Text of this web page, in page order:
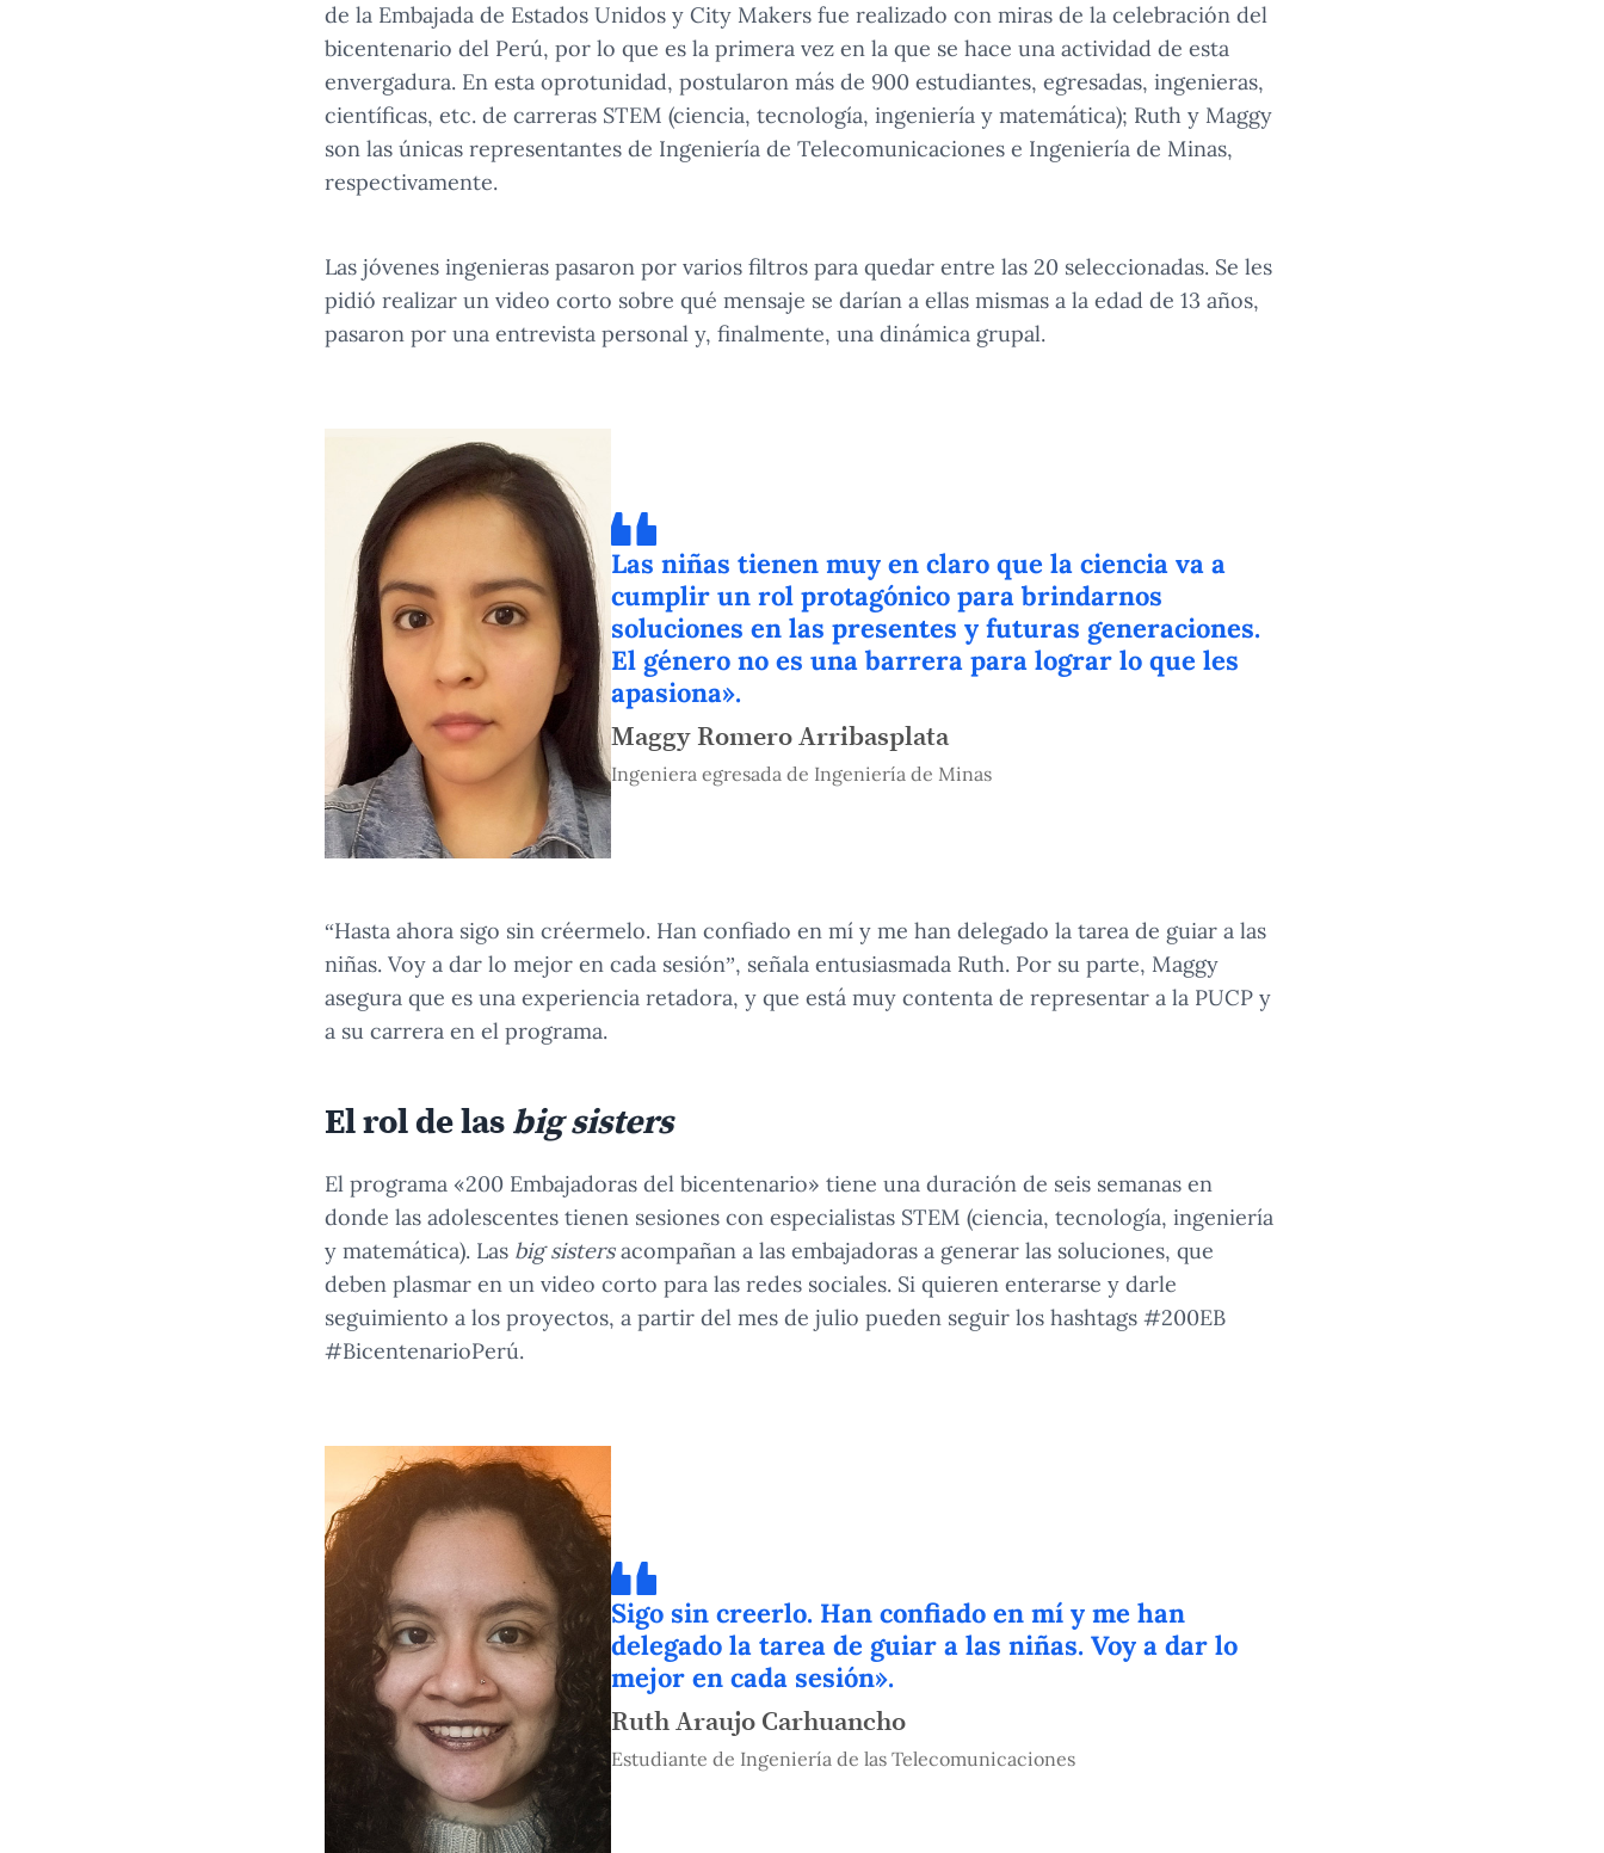
de la Embajada de Estados Unidos y City Makers fue realizado con miras de la celebración del
bicentenario del Perú, por lo que es la primera vez en la que se hace una actividad de esta
envergadura. En esta oprotunidad, postularon más de 900 estudiantes, egresadas, ingenieras,
científicas, etc. de carreras STEM (ciencia, tecnología, ingeniería y matemática); Ruth y Maggy
son las únicas representantes de Ingeniería de Telecomunicaciones e Ingeniería de Minas,
respectivamente.
Las jóvenes ingenieras pasaron por varios filtros para quedar entre las 20 seleccionadas. Se les
pidió realizar un video corto sobre qué mensaje se darían a ellas mismas a la edad de 13 años,
pasaron por una entrevista personal y, finalmente, una dinámica grupal.
Las niñas tienen muy en claro que la ciencia va a
cumplir un rol protagónico para brindarnos
soluciones en las presentes y futuras generaciones.
El género no es una barrera para lograr lo que les
apasiona».
Maggy Romero Arribasplata
Ingeniera egresada de Ingeniería de Minas
“Hasta ahora sigo sin créermelo. Han confiado en mí y me han delegado la tarea de guiar a las
niñas. Voy a dar lo mejor en cada sesión”, señala entusiasmada Ruth. Por su parte, Maggy
asegura que es una experiencia retadora, y que está muy contenta de representar a la PUCP y
a su carrera en el programa.
El rol de lasbig sisters
El programa «200 Embajadoras del bicentenario» tiene una duración de seis semanas en
donde las adolescentes tienen sesiones con especialistas STEM (ciencia, tecnología, ingeniería
y matemática). Las big sistersacompañan a las embajadoras a generar las soluciones, que
deben plasmar en un video corto para las redes sociales. Si quieren enterarse y darle
seguimiento a los proyectos, a partir del mes de julio pueden seguir los hashtags #200EB
#BicentenarioPerú.
Sigo sin creerlo. Han confiado en mí y me han
delegado la tarea de guiar a las niñas. Voy a dar lo
mejor en cada sesión».
Ruth Araujo Carhuancho
Estudiante de Ingeniería de las Telecomunicaciones